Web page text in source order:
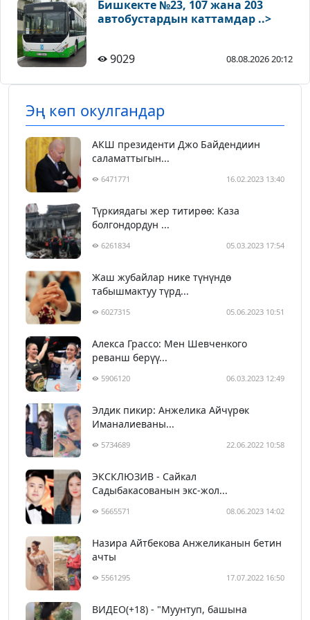
Бишкекте №23, 107 жана 203
автобустардын каттамдар ..>
9029 08.08.2026 20:12
Эң көп окулгандар
АКШ президенти Джо Байдендиин
саламаттыгын...
6471771 16.02.2023 13:40
Түркиядагы жер титирөө: Каза
болгондордун ...
6261834 05.03.2023 17:54
Жаш жубайлар нике түнүндө
табышмактуу түрд...
6027315 05.06.2023 10:51
Алекса Грассо: Мен Шевченкого
реванш берүү...
5906120 06.03.2023 12:49
Элдик пикир: Анжелика Айчүрөк
Иманалиеваны...
5734689 22.06.2022 10:58
ЭКСКЛЮЗИВ - Сайкал
Садыбакасованын экс-жол...
5665571 08.06.2023 14:02
Назира Айтбекова Анжеликанын бетин
ачты
5561295 17.07.2022 16:50
ВИДЕО(+18) - "Муунтуп, башына